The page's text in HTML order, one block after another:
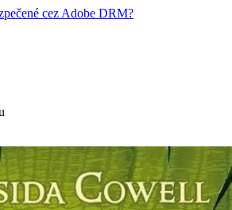
cez Adobe DRM?